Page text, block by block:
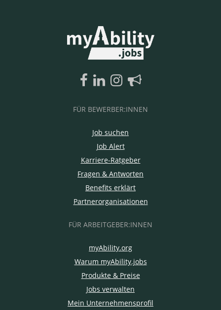
FÜR BEWERBER:INNEN
Job suchen
Job Alert
Karriere-Ratgeber
Fragen & Antworten
Benefits erklärt
Partnerorganisationen
FÜR ARBEITGEBER:INNEN
myAbility.org
Warum myAbility.jobs
Produkte & Preise
Jobs verwalten
Mein Unternehmensprofil